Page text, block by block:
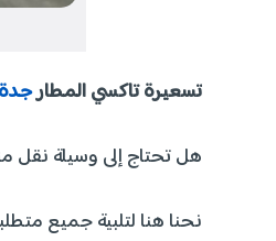
تسعيرة تاكسي المطارجدة
هل تحتاج إلى وسيلة نقل
نحنا هنا لتلبية جميع